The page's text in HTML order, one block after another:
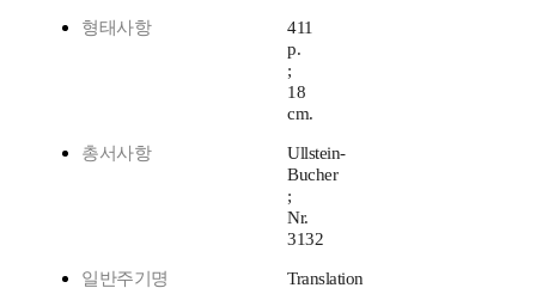
형태사항
411
p.
;
18
cm.
총서사항
Ullstein-
Bucher
;
Nr.
3132
일반주기명
Translation